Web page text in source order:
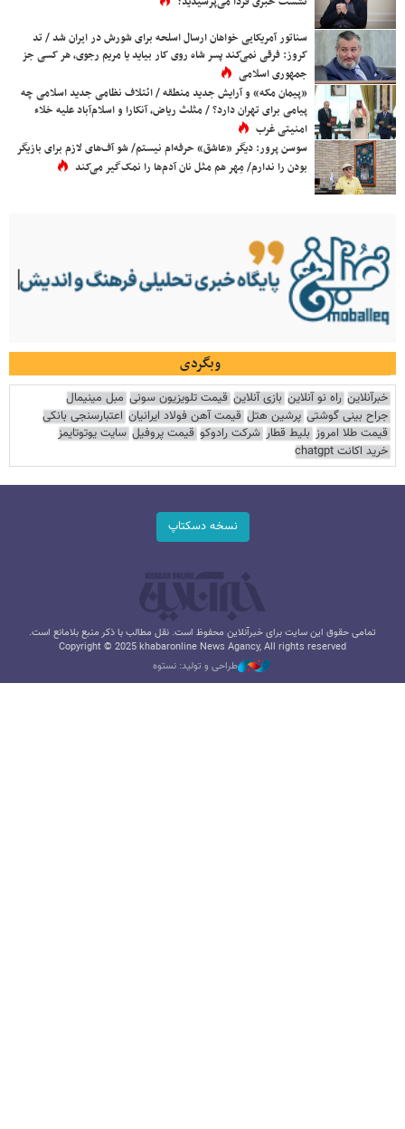
سناتور آمریکایی خواهان ارسال اسلحه برای شورش در ایران شد / تد
کروز: فرقی نمی‌کند پسر شاه روی کار بیاید یا مریم رجوی، هر کسی جز
جمهوری اسلامی
«پیمان مکه» و آرایش جدید منطقه / ائتلاف نظامی جدید اسلامی چه
پیامی برای تهران دارد؟ / مثلث ریاض، آنکارا و اسلام‌آباد علیه خلاء
امنیتی غرب
سوسن پرور: دیگر «عاشق» حرفه‌ام نیستم/ شو آف‌های لازم برای بازیگر
بودن را ندارم/ مِهر هم مثل نان آدم‌ها را نمک‌گیر می‌کند
وبگردی
خبرآنلاین راه نو آنلاین بازی آنلاین قیمت تلویزیون سونی مبل مینیمال
جراح بینی گوشتی پرشین هتل قیمت آهن فولاد ایرانیان اعتبارسنجی بانکی
قیمت طلا امروز بلیط قطار شرکت رادوکو قیمت پروفیل سایت یوتوتایمز
خرید اکانت chatgpt
نسخه دسکتاپ
تمامی حقوق این سایت برای خبرآنلاین محفوظ است. نقل مطالب با ذکر منبع بلامانع است.
Copyright © 2025 khabaronline News Agancy, All rights reserved
طراحی و تولید: نستوه